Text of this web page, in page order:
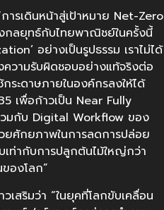
ารเดินหน้าสู่เป้าหมาย Net-Zero
กลยุทธ์กับไทยพาณิชย์ในครั้งนี้
อย่างเป็นรูปธรรม เราไม่ได้
ความรับผิดชอบอย่างแท้จริงต่อ
ระดาษภายในองค์กรลงให้ได้
เพื่อก้าวเป็น Near Fully
วมกับ Digital Workflow ของ
ศักยภาพในการลดการปล่อย
เท่ากับการปลูกต้นไม้ใหญ่กว่า
องโลก”
วเสริมว่า “ในยุคที่โลกขับเคลื่อน